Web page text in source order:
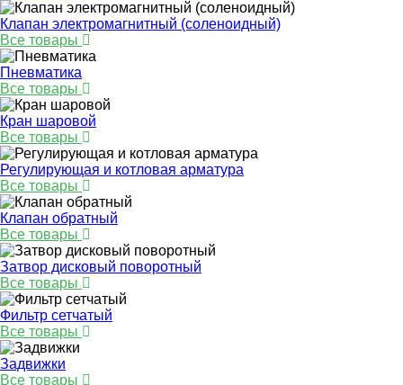
Клапан электромагнитный (соленоидный)
Все товары
Пневматика
Все товары
Кран шаровой
Все товары
Регулирующая и котловая арматура
Все товары
Клапан обратный
Все товары
Затвор дисковый поворотный
Все товары
Фильтр сетчатый
Все товары
Задвижки
Все товары